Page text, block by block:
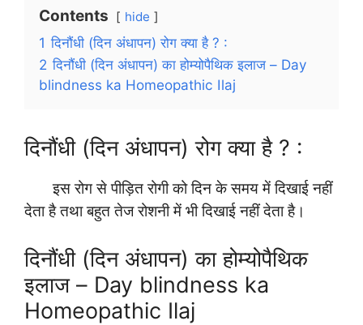
Contents hide
1 दिनौंधी (दिन अंधापन) रोग क्या है ? :
2 दिनौंधी (दिन अंधापन) का होम्योपैथिक इलाज – Day
blindness ka Homeopathic Ilaj
दिनौंधी (दिन अंधापन) रोग क्या है ? :
इस रोग से पीड़ित रोगी को दिन के समय में दिखाई नहीं
देता है तथा बहुत तेज रोशनी में भी दिखाई नहीं देता है।
दिनौंधी (दिन अंधापन) का होम्योपैथिक
इलाज – Day blindness ka
Homeopathic Ilaj